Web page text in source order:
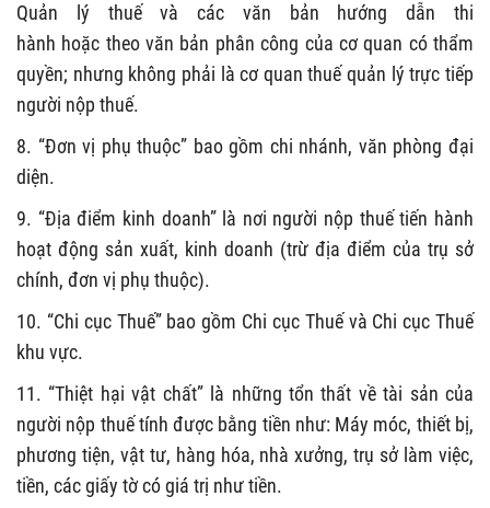
Quản lý thuế và các văn bản hướng dẫn thi
hành hoặc theo văn bản phân công của cơ quan có thẩm
quyền; nhưng không phải là cơ quan thuế quản lý trực tiếp
người nộp thuế.
8. “Đơn vị phụ thuộc” bao gồm chi nhánh, văn phòng đại
diện.
9. “Địa điểm kinh doanh”là nơi người nộp thuế tiến hành
hoạt động sản xuất, kinh doanh (trừ địa điểm của trụ sở
chính, đơn vị phụ thuộc).
10. “Chi cục Thuế” bao gồm Chi cục Thuế và Chi cục Thuế
khu vực.
11. “Thiệt hại vật chất” là những tổn thất về tài sản của
người nộp thuế tính được bằng tiền như: Máy móc, thiết bị,
phương tiện, vật tư, hàng hóa, nhà xưởng, trụ sở làm việc,
tiền, các giấy tờ có giá trị như tiền.